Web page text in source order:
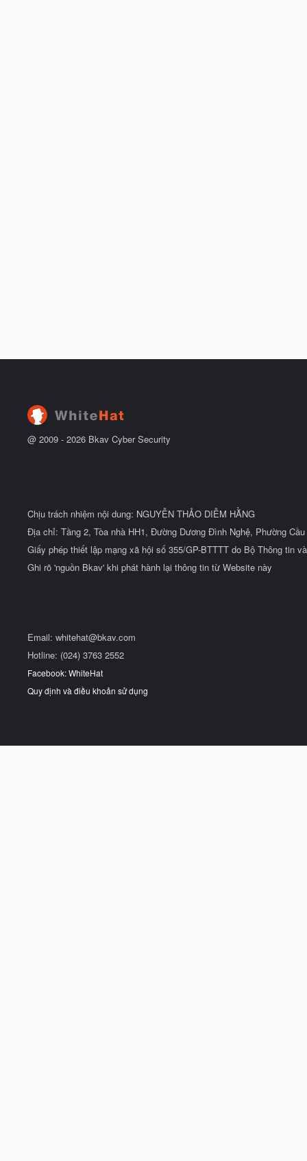
@ 2009 - 2026 Bkav Cyber Security
Chịu trách nhiệm nội dung: NGUYỄN THẢO DIỄM HẰNG
Địa chỉ: Tầng 2, Tòa nhà HH1, Đường Dương Đình Nghệ, Phường
Giấy phép thiết lập mạng xã hội số 355/GP-BTTTT do Bộ Thông tin
Ghi rõ 'nguồn Bkav' khi phát hành lại thông tin từ Website này
Email: whitehat@bkav.com
Hotline: (024) 3763 2552
Facebook: WhiteHat
Quy định và điều khoản sử dụng